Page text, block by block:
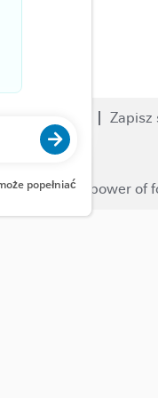
Zapisz
unlock the power of